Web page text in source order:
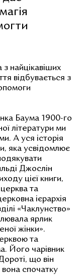
найцікавіших
відбувається з
Баума 1900-го
літератури ми
А уся історія
яка усвідомлює
Джослін
цієї книги,
та
ієрархія
«Чаклунство»
ярлик
жінки».
та
Його чарівник
що він
спочатку